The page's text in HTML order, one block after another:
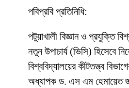
পবিপ্রবি প্রতিনিধি:
পটুয়াখালী বিজ্ঞান ও প্রযুক্তি
নতুন উপাচার্য (ভিসি) হিসেবে
বিশ্ববিদ্যালয়ের কীটতত্ত্ব
অধ্যাপক ড. এস এম হেমায়েত